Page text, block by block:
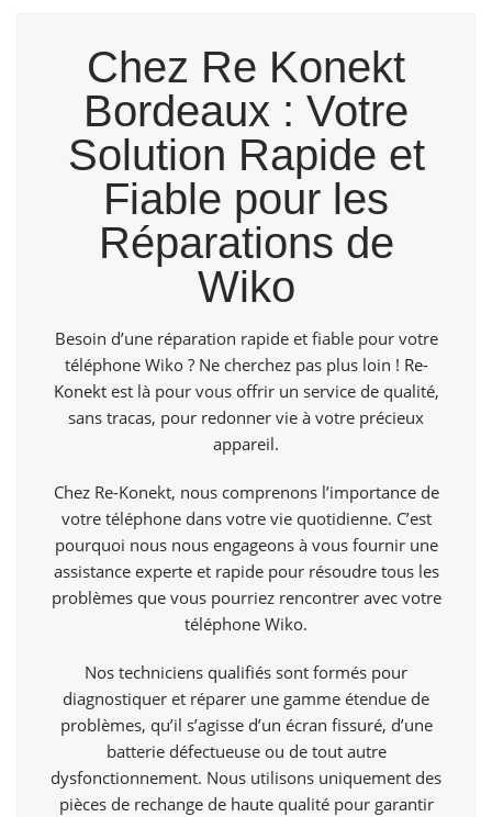
Chez Re Konekt
Bordeaux : Votre
Solution Rapide et
Fiable pour les
Réparations de
Wiko
Besoin d’une réparation rapide et fiable pour votre
téléphone Wiko ? Ne cherchez pas plus loin ! Re-
Konektest là pour vous offrir un service de qualité,
sans tracas, pour redonner vie à votre précieux
appareil.
Chez Re-Konekt, nous comprenons l’importance de
votre téléphone dans votre vie quotidienne. C’est
pourquoi nous nous engageons à vous fournir une
assistance experte et rapide pour résoudre tous les
problèmes que vous pourriez rencontrer avec votre
téléphone Wiko.
Nos techniciens qualifiés sont formés pour
diagnostiquer et réparer une gamme étendue de
problèmes, qu’il s’agisse d’un écran fissuré, d’une
batterie défectueuse ou de tout autre
dysfonctionnement. Nous utilisons uniquement des
pièces de rechange de haute qualité pour garantir